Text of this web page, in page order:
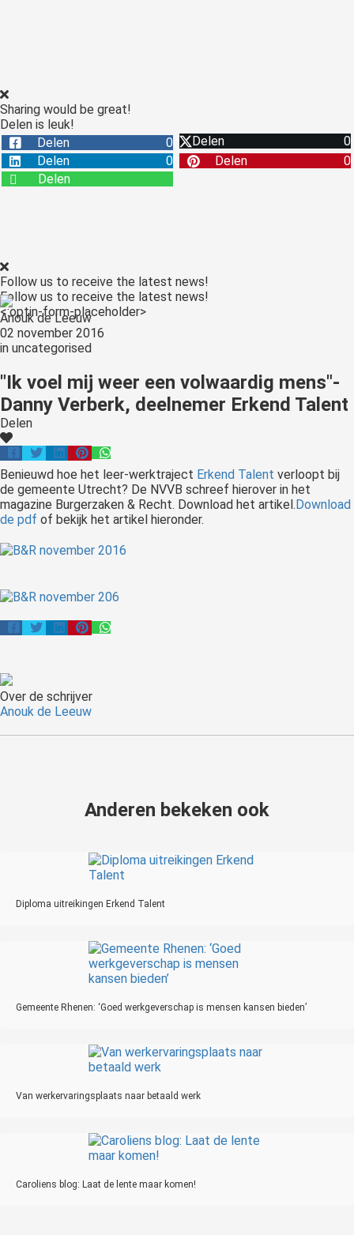
Sharing would be great!
Delen is leuk!
Delen
0 Delen
0
Delen
0 Delen
0
Delen
Follow us to receive the latest news!
Follow us to receive the latest news!
<:optin-form-placeholder>
Anouk de Leeuw
02 november 2016
in uncategorised
"Ik voel mij weer een volwaardig mens"-
Danny Verberk, deelnemer Erkend Talent
Delen
Benieuwd hoe het leer-werktraject Erkend Talent verloopt bij
de gemeente Utrecht? De NVVB schreef hierover in het
magazine Burgerzaken & Recht. Download het artikel.Download
de pdf of bekijk het artikel hieronder.
Over de schrijver
Anouk de Leeuw
Anderen bekeken ook
Diploma uitreikingen Erkend Talent
Gemeente Rhenen: ‘Goed werkgeverschap is mensen kansen bieden’
Van werkervaringsplaats naar betaald werk
Caroliens blog: Laat de lente maar komen!